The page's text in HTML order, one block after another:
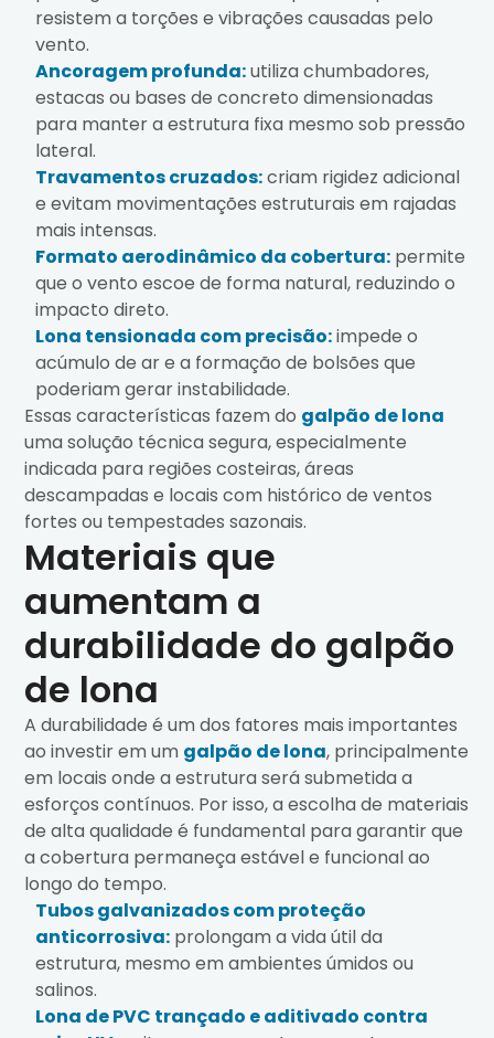
resistem a torções e vibrações causadas pelo
vento.
Ancoragem profunda:utiliza chumbadores,
estacas ou bases de concreto dimensionadas
para manter a estrutura fixa mesmo sob pressão
lateral.
Travamentos cruzados:criam rigidez adicional
e evitam movimentações estruturais em rajadas
mais intensas.
Formato aerodinâmico da cobertura: permite
que o vento escoe de forma natural, reduzindo o
impacto direto.
Lona tensionada com precisão:impede o
acúmulo de ar e a formação de bolsões que
poderiam gerar instabilidade.
Essas características fazem do galpão de lona
uma solução técnica segura, especialmente
indicada para regiões costeiras, áreas
descampadas e locais com histórico de ventos
fortes ou tempestades sazonais.
Materiais que
aumentam a
durabilidade do galpão
de lona
A durabilidade é um dos fatores mais importantes
ao investir em um galpão de lona, principalmente
em locais onde a estrutura será submetida a
esforços contínuos. Por isso, a escolha de materiais
de alta qualidade é fundamental para garantir que
a cobertura permaneça estável e funcional ao
longo do tempo.
Tubos galvanizados com proteção
anticorrosiva: prolongam a vida útil da
estrutura, mesmo em ambientes úmidos ou
salinos.
Lona de PVC trançado e aditivado contra